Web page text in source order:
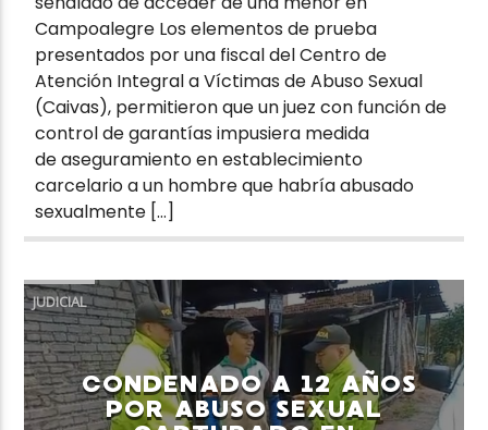
Campoalegre Los elementos de prueba
presentados por una fiscal del Centro de
Atención Integral a Víctimas de Abuso Sexual
(Caivas), permitieron que un juez con función de
control de garantías impusiera medida
de aseguramiento en establecimiento
carcelario a un hombre que habría abusado
sexualmente […]
JUDICIAL
CONDENADO A 12 AÑOS
POR ABUSO SEXUAL